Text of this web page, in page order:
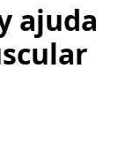
ajuda